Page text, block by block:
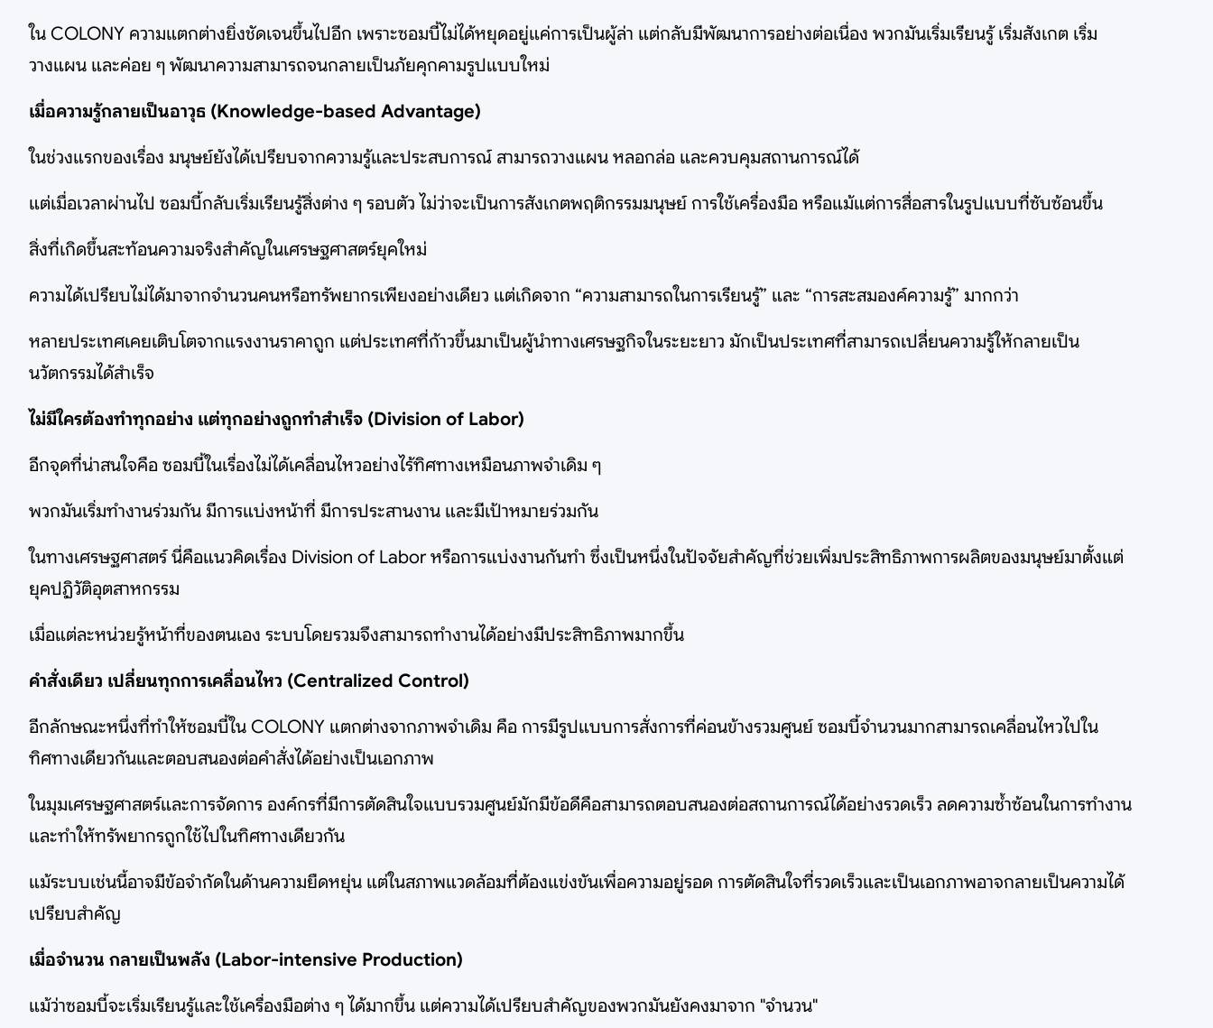
ใน COLONY ความแตกต่างยิ่งชัดเจนขึ้นไปอีก เพราะซอมบี้ไม่ได้หยุดอยู่แค่การเป็นผู้ล่า แต่กลับมีพัฒนาการอย่างต่อเนื่อง พวกมันเริ่มเรียนรู้ เริ่มสังเกต เริ่ม
วางแผน และค่อย ๆ พัฒนาความสามารถจนกลายเป็นภัยคุกคามรูปแบบใหม่
เมื่อความรู้กลายเป็นอาวุธ (Knowledge-based Advantage)
ในช่วงแรกของเรื่อง มนุษย์ยังได้เปรียบจากความรู้และประสบการณ์ สามารถวางแผน หลอกล่อ และควบคุมสถานการณ์ได้
แต่เมื่อเวลาผ่านไป ซอมบี้กลับเริ่มเรียนรู้สิ่งต่าง ๆ รอบตัว ไม่ว่าจะเป็นการสังเกตพฤติกรรมมนุษย์ การใช้เครื่องมือ หรือแม้แต่การสื่อสารในรูปแบบที่ซับซ้อนขึ้น
สิ่งที่เกิดขึ้นสะท้อนความจริงสำคัญในเศรษฐศาสตร์ยุคใหม่
ความได้เปรียบไม่ได้มาจากจำนวนคนหรือทรัพยากรเพียงอย่างเดียว แต่เกิดจาก “ความสามารถในการเรียนรู้” และ “การสะสมองค์ความรู้” มากกว่า
หลายประเทศเคยเติบโตจากแรงงานราคาถูก แต่ประเทศที่ก้าวขึ้นมาเป็นผู้นำทางเศรษฐกิจในระยะยาว มักเป็นประเทศที่สามารถเปลี่ยนความรู้ให้กลายเป็น
นวัตกรรมได้สำเร็จ
ไม่มีใครต้องทำทุกอย่าง แต่ทุกอย่างถูกทำสำเร็จ (Division of Labor)
อีกจุดที่น่าสนใจคือ ซอมบี้ในเรื่องไม่ได้เคลื่อนไหวอย่างไร้ทิศทางเหมือนภาพจำเดิม ๆ
พวกมันเริ่มทำงานร่วมกัน มีการแบ่งหน้าที่ มีการประสานงาน และมีเป้าหมายร่วมกัน
ในทางเศรษฐศาสตร์ นี่คือแนวคิดเรื่อง Division of Labor หรือการแบ่งงานกันทำ ซึ่งเป็นหนึ่งในปัจจัยสำคัญที่ช่วยเพิ่มประสิทธิภาพการผลิตของมนุษย์มาตั้งแต่
ยุคปฏิวัติอุตสาหกรรม
เมื่อแต่ละหน่วยรู้หน้าที่ของตนเอง ระบบโดยรวมจึงสามารถทำงานได้อย่างมีประสิทธิภาพมากขึ้น
คำสั่งเดียว เปลี่ยนทุกการเคลื่อนไหว (Centralized Control)
อีกลักษณะหนึ่งที่ทำให้ซอมบี้ใน COLONY แตกต่างจากภาพจำเดิม คือ การมีรูปแบบการสั่งการที่ค่อนข้างรวมศูนย์ ซอมบี้จำนวนมากสามารถเคลื่อนไหวไปใน
ทิศทางเดียวกันและตอบสนองต่อคำสั่งได้อย่างเป็นเอกภาพ
ในมุมเศรษฐศาสตร์และการจัดการ องค์กรที่มีการตัดสินใจแบบรวมศูนย์มักมีข้อดีคือสามารถตอบสนองต่อสถานการณ์ได้อย่างรวดเร็ว ลดความซ้ำซ้อนในการทำงาน
และทำให้ทรัพยากรถูกใช้ไปในทิศทางเดียวกัน
แม้ระบบเช่นนี้อาจมีข้อจำกัดในด้านความยืดหยุ่น แต่ในสภาพแวดล้อมที่ต้องแข่งขันเพื่อความอยู่รอด การตัดสินใจที่รวดเร็วและเป็นเอกภาพอาจกลายเป็นความได้
เปรียบสำคัญ
เมื่อจำนวน กลายเป็นพลัง (Labor-intensive Production)
แม้ว่าซอมบี้จะเริ่มเรียนรู้และใช้เครื่องมือต่าง ๆ ได้มากขึ้น แต่ความได้เปรียบสำคัญของพวกมันยังคงมาจาก "จำนวน"